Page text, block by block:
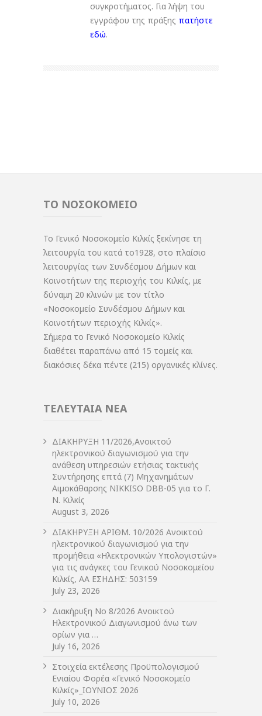
συγκροτήματος. Για λήψη του
εγγράφου της πράξης πατήστε
εδώ.
ΤΟ ΝΟΣΟΚΟΜΕΙΟ
Το Γενικό Νοσοκομείο Κιλκίς ξεκίνησε τη
λειτουργία του κατά το1928, στο πλαίσιο
λειτουργίας των Συνδέσμου Δήμων και
Κοινοτήτων της περιοχής του Κιλκίς, με
δύναμη 20 κλινών με τον τίτλο
«Νοσοκομείο Συνδέσμου Δήμων και
Κοινοτήτων περιοχής Κιλκίς».
Σήμερα το Γενικό Νοσοκομείο Κιλκίς
διαθέτει παραπάνω από 15 τομείς και
διακόσιες δέκα πέντε (215) οργανικές κλίνες.
ΤΕΛΕΥΤΑΙΑ ΝΕΑ
ΔIΑΚΗΡΥΞΗ 11/2026,Ανοικτού
ηλεκτρονικού διαγωνισμού για την
ανάθεση υπηρεσιών ετήσιας τακτικής
Συντήρησης επτά (7) Μηχανημάτων
Αιμοκάθαρσης NIKKISO DBB-05 για το Γ.
Ν. Κιλκίς
August 3, 2026
ΔIΑΚΗΡΥΞΗ ΑΡIΘΜ. 10/2026 Ανοικτού
ηλεκτρονικού διαγωνισμού για την
προμήθεια «Ηλεκτρονικών Υπολογιστών»
για τις ανάγκες του Γενικού Νοσοκομείου
Κιλκίς, ΑΑ ΕΣΗΔΗΣ: 503159
July 23, 2026
Διακήρυξη Νο 8/2026 Ανοικτού
Ηλεκτρονικού Διαγωνισμού άνω των
ορίων για …
July 16, 2026
Στοιχεία εκτέλεσης Προϋπολογισμού
Ενιαίου Φορέα «Γενικό Νοσοκομείο
Κιλκίς»_ΙΟΥΝΙΟΣ 2026
July 10, 2026